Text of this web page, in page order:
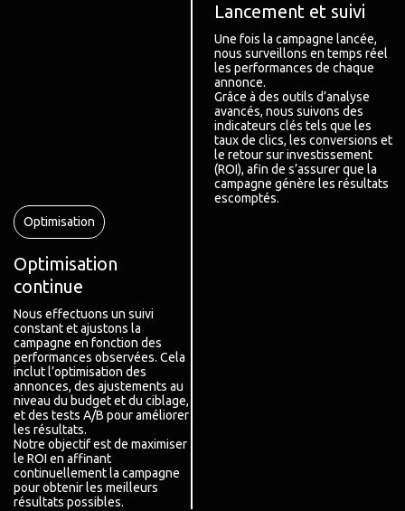
Lancement et suivi
Une fois la campagne lancée,
nous surveillons en temps réel
les performances de chaque
annonce.
Grâce à des outils d’analyse
avancés, nous suivons des
indicateurs clés tels que les
taux de clics, les conversions et
le retour sur investissement
(ROI), afin de s’assurer que la
campagne génère les résultats
escomptés.
Optimisation
Optimisation
continue
Nous effectuons un suivi
constant et ajustons la
campagne en fonction des
performances observées. Cela
inclut l’optimisation des
annonces, des ajustements au
niveau du budget et du ciblage,
et des tests A/B pour améliorer
les résultats.
Notre objectif est de maximiser
le ROI en affinant
continuellement la campagne
pour obtenir les meilleurs
résultats possibles.